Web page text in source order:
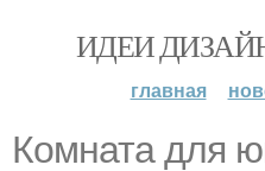
ИДЕИ
главная
Комната для